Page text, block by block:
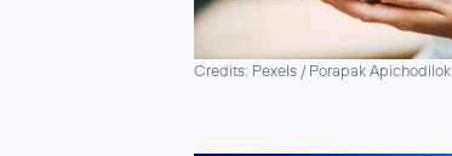
Credits: Pexels / Porapak Apichodilok